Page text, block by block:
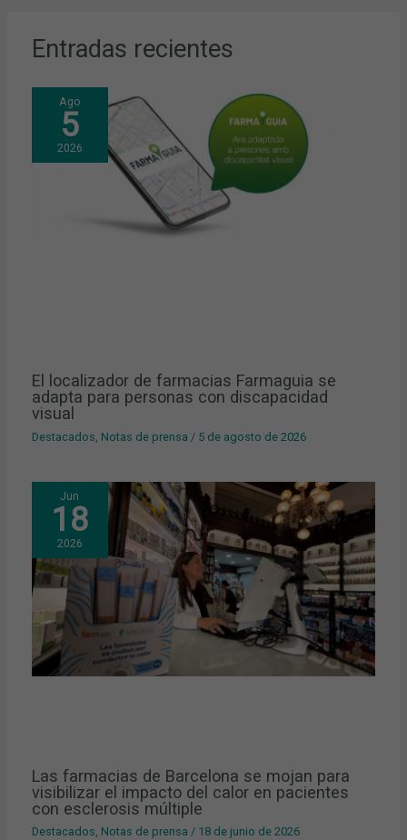
Entradas recientes
Ago
5
2026
El localizador de farmacias Farmaguia se
adapta para personas con discapacidad
visual
Destacados Notas de prensa / 5 de agosto de 2026
Jun
18
2026
Las farmacias de Barcelona se mojan para
visibilizar el impacto del calor en pacientes
con esclerosis múltiple
Destacados, Notas de prensa / 18 de junio de 2026